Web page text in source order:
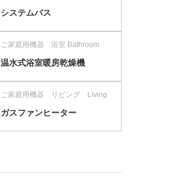
システムバス
ご家庭用機器 浴室 Bathroom
温水式浴室暖房乾燥機
ご家庭用機器 リビング Living
ガスファンヒーター